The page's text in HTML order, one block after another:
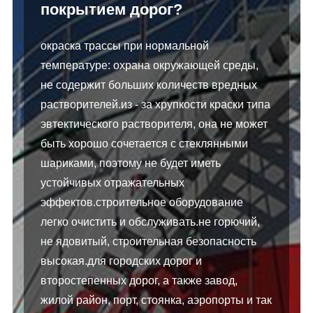
покрытием дорог?
окраска трассы при нормальной
температуре: охрана окружающей среды,
не содержит больших количеств вредных
растворителей.из - за хрупкости краски типа
эвтектического растворителя, она не может
быть хорошо сочетается с стеклянными
шариками, поэтому не будет иметь
устойчивых отражательных
эффектов.строительное оборудование
легко очистить и обслуживать.не горючий,
не ядовитый, строительная безопасность
высокая.для городских дорог и
второстепенных дорог, а также завод,
жилой район, порт, стоянка, аэропорты и так